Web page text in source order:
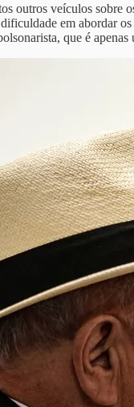
outros veículos sobre
em abordar
que é